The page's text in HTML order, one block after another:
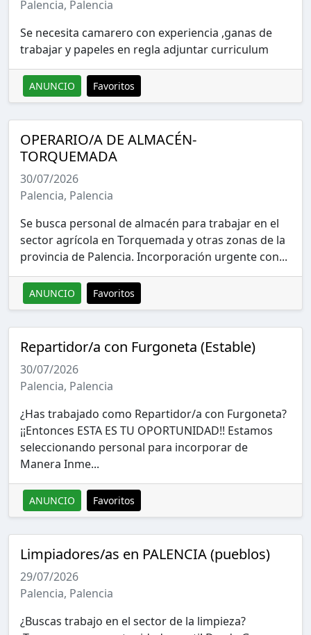
Palencia, Palencia
Se necesita camarero con experiencia ,ganas de
trabajar y papeles en regla adjuntar curriculum
ANUNCIO Favoritos
OPERARIO/A DE ALMACÉN-
TORQUEMADA
30/07/2026
Palencia, Palencia
Se busca personal de almacén para trabajar en el
sector agrícola en Torquemada y otras zonas de la
provincia de Palencia. Incorporación urgente con...
ANUNCIO Favoritos
Repartidor/a con Furgoneta (Estable)
30/07/2026
Palencia, Palencia
¿Has trabajado como Repartidor/a con Furgoneta?
¡¡Entonces ESTA ES TU OPORTUNIDAD!! Estamos
seleccionando personal para incorporar de
Manera Inme...
ANUNCIO Favoritos
Limpiadores/as en PALENCIA (pueblos)
29/07/2026
Palencia, Palencia
¿Buscas trabajo en el sector de la limpieza?